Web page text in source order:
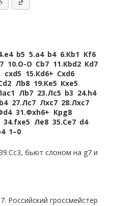
e4 b5 5.a4 b4 6.Кb1 Кf6
10.O-O Сb7 11.Кbd2 Кd7
cxd5 15.Кd6+ Сxd6
Лb8 19.Кe5 Кxe5
Лb7 23.Лc5 b3 24.h4
27.Лc7 Лxc7 28.Лxc7
31.Фxh6+ Крg8
34.fxe5 Лe8 35.Сe7 d4
1–0
бьют слоном на g7 и
гроссмейстер